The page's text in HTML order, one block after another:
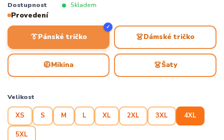
Dostupnost Skladem
Provedení
👔Pánské tričko
✓
👗Dámské tričko
🧥Mikina 👗Šaty
Velikost
XS S M L XL 2XL 3XL 4XL
5XL